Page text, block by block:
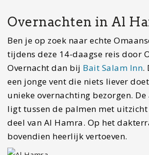
Overnachten in Al
Ben je op zoek naar echte
tijdens deze 14-daagse reis door
Overnacht dan bij Bait Salam Inn.
een jonge vent die niets liever
unieke overnachting bezorgen.
ligt tussen de palmen met
deel van Al Hamra. Op het
bovendien heerlijk vertoeven.